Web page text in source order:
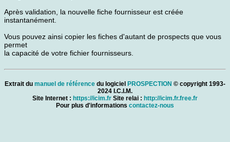
Après validation, la nouvelle fiche fournisseur est créée
instantanément.
Vous pouvez ainsi copier les fiches d'autant de prospects que vous
permet
la capacité de votre fichier fournisseurs.
Extrait du manuel de référence du logiciel PROSPECTION © copyright 1993-
2024 I.C.I.M.
Site Internet : https://icim.fr Site relai : http://icim.fr.free.fr
Pour plus d'informations contactez-nous